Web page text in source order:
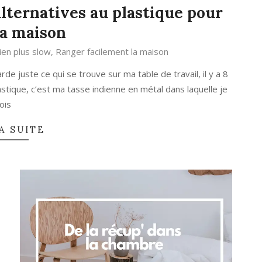
au plastique pour
maison
plus slow, Ranger facilement la maison
juste ce qui se trouve sur ma table de travail, il y a 8
c’est ma tasse indienne en métal dans laquelle je
SUITE